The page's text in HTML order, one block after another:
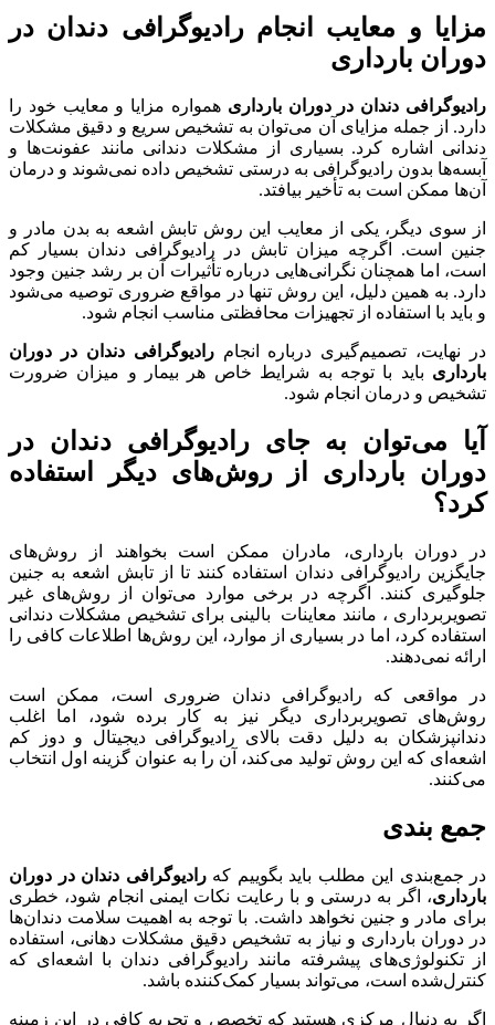
مزایا و معایب انجام رادیوگرافی دندان در
دوران بارداری
رادیوگرافی دندان در دوران بارداری همواره مزایا و معایب خود را
دارد. از جمله مزایای آن می‌توان به تشخیص سریع و دقیق مشکلات
دندانی اشاره کرد. بسیاری از مشکلات دندانی مانند عفونت‌ها و
آبسه‌ها بدون رادیوگرافی به درستی تشخیص داده نمی‌شوند و درمان
آن‌ها ممکن است به تأخیر بیافتد.
از سوی دیگر، یکی از معایب این روش تابش اشعه به بدن مادر و
جنین است. اگرچه میزان تابش در رادیوگرافی دندان بسیار کم
است، اما همچنان نگرانی‌هایی درباره تأثیرات آن بر رشد جنین وجود
دارد. به همین دلیل، این روش تنها در مواقع ضروری توصیه می‌شود
و باید با استفاده از تجهیزات محافظتی مناسب انجام شود.
در نهایت، تصمیم‌گیری درباره انجامرادیوگرافی دندان در دوران
بارداری باید با توجه به شرایط خاص هر بیمار و میزان ضرورت
تشخیص و درمان انجام شود.
آیا می‌توان به جای رادیوگرافی دندان در
دوران بارداری از روش‌های دیگر استفاده
کرد؟
در دوران بارداری، مادران ممکن است بخواهند از روش‌های
جایگزین رادیوگرافی دندان استفاده کنند تا از تابش اشعه به جنین
جلوگیری کنند. اگرچه در برخی موارد می‌توان از روش‌های غیر
تصویربرداری ، مانند معاینات بالینی برای تشخیص مشکلات دندانی
استفاده کرد، اما در بسیاری از موارد، این روش‌ها اطلاعات کافی را
ارائه نمی‌دهند.
در مواقعی که رادیوگرافی دندان ضروری است، ممکن است
روش‌های تصویربرداری دیگر نیز به کار برده شود، اما اغلب
دندانپزشکان به دلیل دقت بالای رادیوگرافی دیجیتال و دوز کم
اشعه‌ای که این روش تولید می‌کند، آن را به عنوان گزینه اول انتخاب
می‌کنند.
جمع بندی
در جمع‌بندی این مطلب باید بگوییم کهرادیوگرافی دندان در دوران
بارداری، اگر به درستی و با رعایت نکات ایمنی انجام شود، خطری
برای مادر و جنین نخواهد داشت. با توجه به اهمیت سلامت دندان‌ها
در دوران بارداری و نیاز به تشخیص دقیق مشکلات دهانی، استفاده
از تکنولوژی‌های پیشرفته مانند رادیوگرافی دندان با اشعه‌ای که
کنترل‌شده است، می‌تواند بسیار کمک‌کننده باشد.
اگر به دنبال مرکزی هستید که تخصص و تجربه کافی در این زمینه